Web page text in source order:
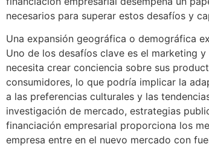
necesarios para superar estos desafíos y
Una expansión geográfica o demográfica
Uno de los desafíos clave es el marketing
necesita crear conciencia sobre sus
consumidores, lo que podría implicar la
a las preferencias culturales y las
investigación de mercado, estrategias
financiación empresarial proporciona los
empresa entre en el nuevo mercado con